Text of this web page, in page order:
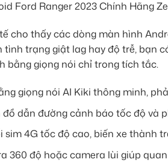
cho thấy các dòng màn hình
tình trạng giật lag hay độ trễ, bạn
bằng giọng nói chỉ trong tích tắc.
giọng nói AI Kiki thông minh,
đồ dẫn đường cảnh báo tốc độ và
sim 4G tốc độ cao, biến xe thành
360 độ hoặc camera lùi giúp